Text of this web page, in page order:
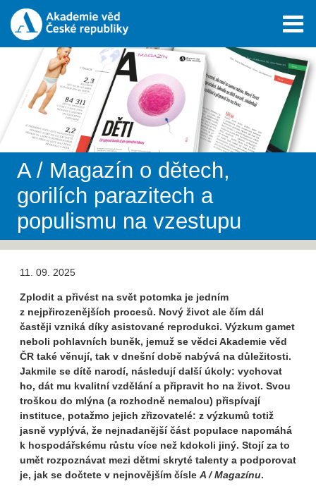
A / Magazín o dětech,
gorilích parazitech a
populismu na vzestupu
11. 09. 2025
Zplodit a přivést na svět potomka je jedním
z nejpřirozenějších procesů. Nový život ale čím dál
častěji vzniká díky asistované reprodukci. Výzkum gamet
neboli pohlavních buněk, jemuž se vědci Akademie věd
ČR také věnují, tak v dnešní době nabývá na důležitosti.
Jakmile se dítě narodí, následují další úkoly: vychovat
ho, dát mu kvalitní vzdělání a připravit ho na život. Svou
troškou do mlýna (a rozhodně nemalou) přispívají
instituce, potažmo jejich zřizovatelé: z výzkumů totiž
jasně vyplývá, že nejnadanější část populace napomáhá
k hospodářskému růstu více než kdokoli jiný. Stojí za to
umět rozpoznávat mezi dětmi skryté talenty a podporovat
je, jak se dočtete v nejnovějším čísle A / Magazínu.